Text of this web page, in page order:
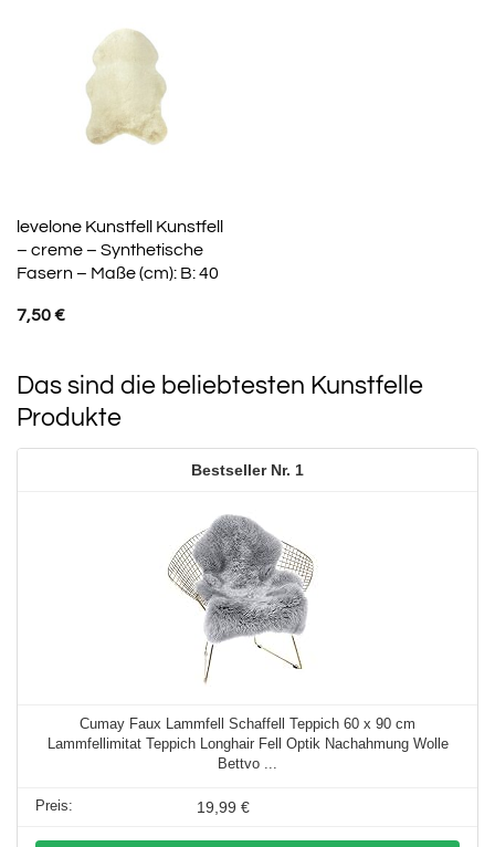
levelone Kunstfell Kunstfell
– creme – Synthetische
Fasern – Maße (cm): B: 40
7,50€
Das sind die beliebtesten Kunstfelle
Produkte
1
Cumay Faux Lammfell Schaffell Teppich 60 x 90 cm
Lammfellimitat Teppich Longhair Fell Optik Nachahmung Wolle
Bettvo ...
19,99 €